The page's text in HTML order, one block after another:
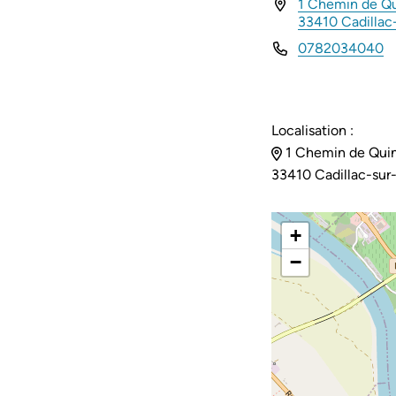
INFOS UTILES
1 Chemin de
33410
0782034040
Localisation :
1 Chemin de
33410 Cadillac-
+
−